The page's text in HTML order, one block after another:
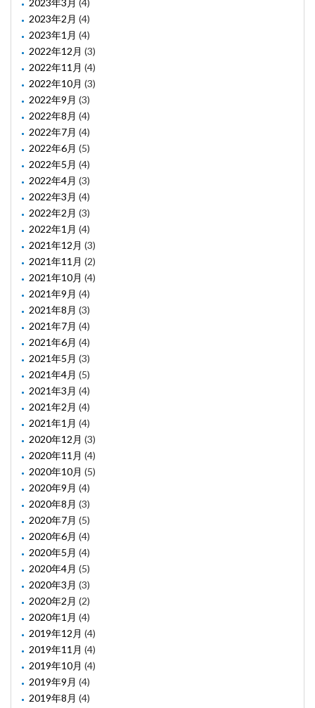
2023年2月 (4)
2023年1月 (4)
2022年12月 (3)
2022年11月 (4)
2022年10月 (3)
2022年9月 (3)
2022年8月 (4)
2022年7月 (4)
2022年6月 (5)
2022年5月 (4)
2022年4月 (3)
2022年3月 (4)
2022年2月 (3)
2022年1月 (4)
2021年12月 (3)
2021年11月 (2)
2021年10月 (4)
2021年9月 (4)
2021年8月 (3)
2021年7月 (4)
2021年6月 (4)
2021年5月 (3)
2021年4月 (5)
2021年3月 (4)
2021年2月 (4)
2021年1月 (4)
2020年12月 (3)
2020年11月 (4)
2020年10月 (5)
2020年9月 (4)
2020年8月 (3)
2020年7月 (5)
2020年6月 (4)
2020年5月 (4)
2020年4月 (5)
2020年3月 (3)
2020年2月 (2)
2020年1月 (4)
2019年12月 (4)
2019年11月 (4)
2019年10月 (4)
2019年9月 (4)
2019年8月 (4)